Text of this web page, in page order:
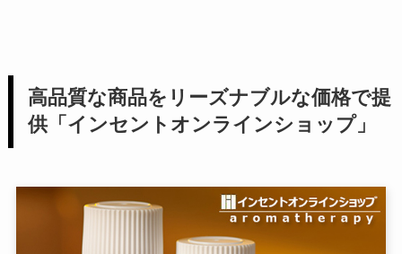
高品質な商品をリーズナブルな価格で提
供「インセントオンラインショップ」